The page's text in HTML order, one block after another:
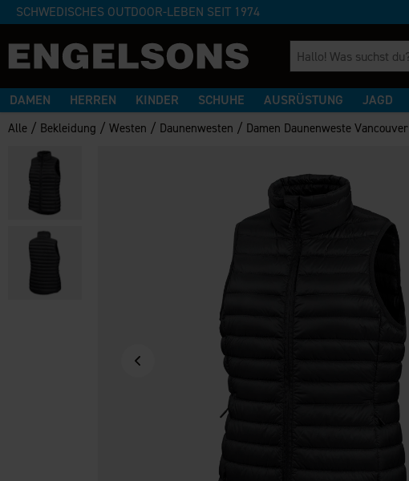
SCHWEDISCHES OUTDOOR-LEBEN SEIT 1974
DAMEN HERREN KINDER SCHUHE AUSRÜSTUNG JAGD
Alle / Bekleidung /Westen / Daunenwesten / Damen Daunenweste Vancouver